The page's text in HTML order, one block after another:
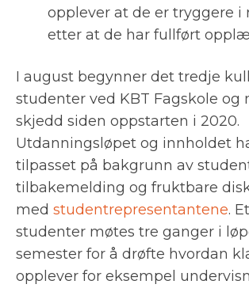
opplever at de er tryggere i
etter at de har fullført
I august begynner det tredje
studenter ved KBT Fagskole og
skjedd siden oppstarten i 2020.
Utdanningsløpet og innholdet
tilpasset på bakgrunn av
tilbakemelding og fruktbare
med studentrepresentantene.
studenter møtes tre ganger i
semester for å drøfte hvordan
opplever for eksempel